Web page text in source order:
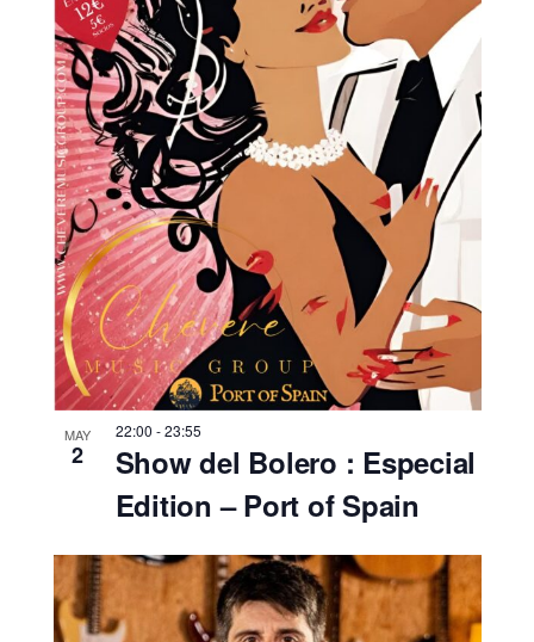
MAY
2
22:00 -23:55
Show del Bolero : Especial
Edition – Port of Spain